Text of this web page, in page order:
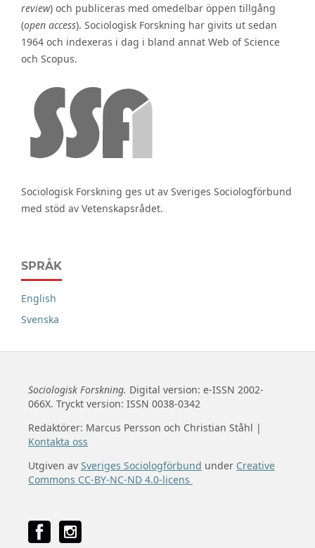
review) och publiceras med omedelbar öppen tillgång
(open access). Sociologisk Forskning har givits ut sedan
1964 och indexeras i dag i bland annat Web of Science
och Scopus.
Sociologisk Forskning ges ut av Sveriges Sociologförbund
med stöd av Vetenskapsrådet.
SPRÅK
English
Svenska
Sociologisk Forskning. Digital version: e-ISSN 2002-
066X. Tryckt version: ISSN 0038-0342
Redaktörer: Marcus Persson och Christian Ståhl |
Kontakta oss
Utgiven av Sveriges Sociologförbund under Creative
Commons CC-BY-NC-ND 4.0-licens